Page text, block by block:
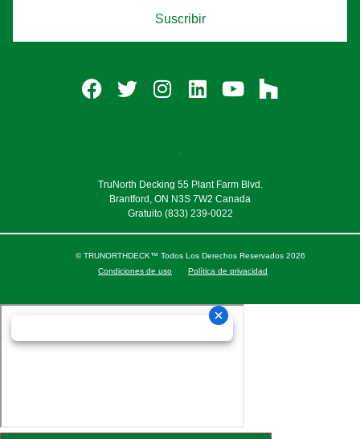
Suscribir
TruNorth Decking 55 Plant Farm Blvd.
Brantford, ON N3S 7W2 Canada
Gratuito(833) 239-0022
© TRUNORTHDECK™ Todos Los Derechos Reservados 2026
Condiciones de uso
Política de privacidad